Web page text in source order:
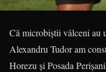
Că microbiştii vâlceni au
Alexandru Tudor am
Horezu şi Posada